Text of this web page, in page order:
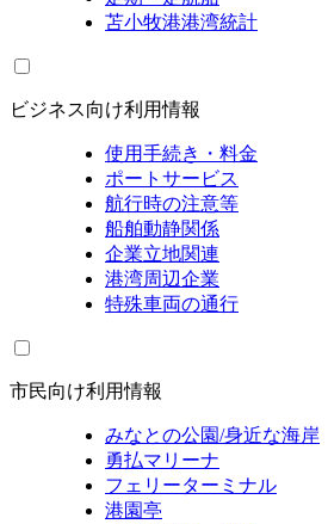
苫小牧港港湾統計
ビジネス向け利用情報
使用手続き・料金
ポートサービス
航行時の注意等
船舶動静関係
企業立地関連
港湾周辺企業
特殊車両の通行
市民向け利用情報
みなとの公園/身近な海岸
勇払マリーナ
フェリーターミナル
港園亭